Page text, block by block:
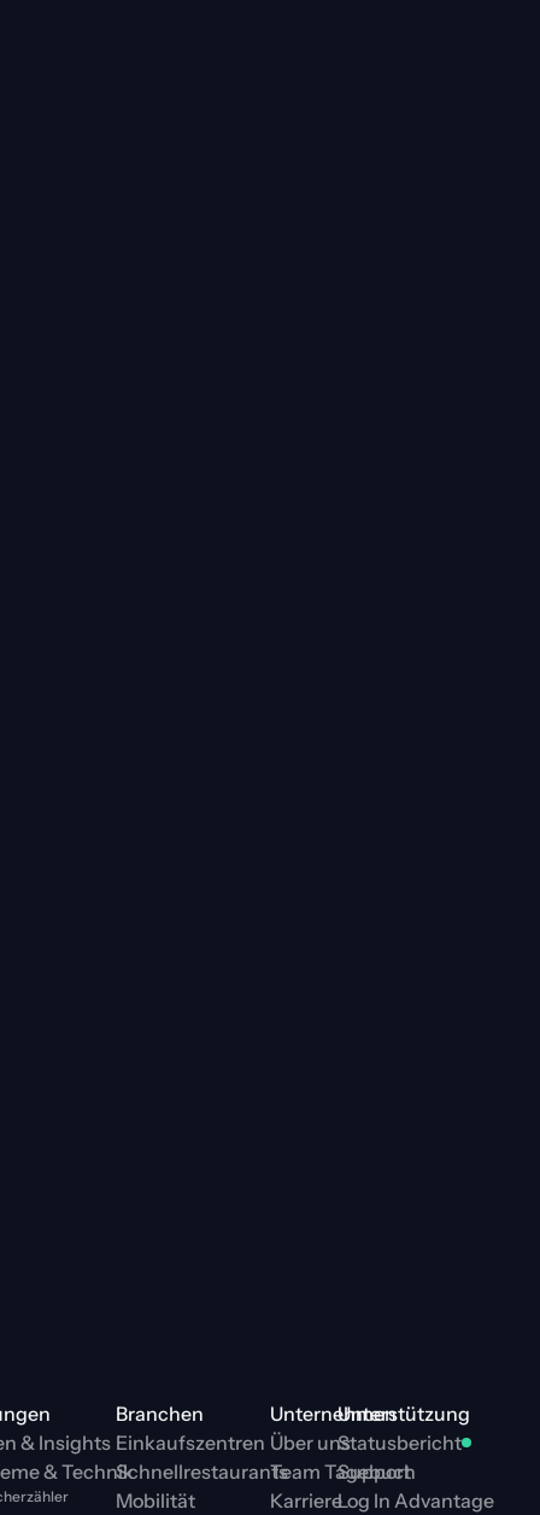
& Insights
& Technik
Branchen
Einkaufszentren
Schnellrestaurants
Mobilität
Unternehmen
Über uns
Team Tagebuch
Karriere
Unterstützung
Statusbericht
Support
Log In Advantage